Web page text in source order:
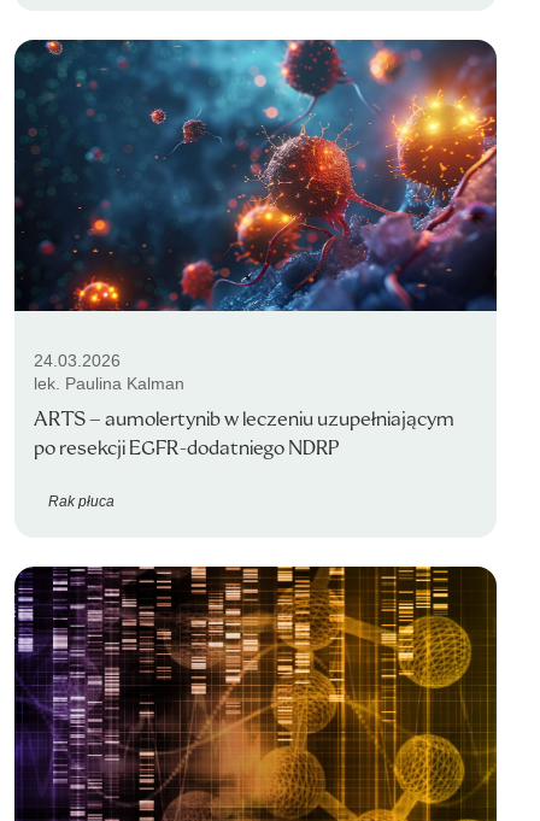
24.03.2026
lek. Paulina Kalman
ARTS – aumolertynib w leczeniu uzupełniającym
po resekcji EGFR-dodatniego NDRP
Rak płuca